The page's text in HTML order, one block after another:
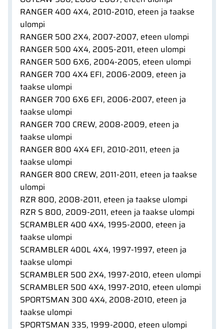
RANGER 400 4X4, 2010-2010, eteen ja taakse
ulompi
RANGER 500 2X4, 2007-2007, eteen ulompi
RANGER 500 4X4, 2005-2011, eteen ulompi
RANGER 500 6X6, 2004-2005, eteen ulompi
RANGER 700 4X4 EFI, 2006-2009, eteen ja
taakse ulompi
RANGER 700 6X6 EFI, 2006-2007, eteen ja
taakse ulompi
RANGER 700 CREW, 2008-2009, eteen ja
taakse ulompi
RANGER 800 4X4 EFI, 2010-2011, eteen ja
taakse ulompi
RANGER 800 CREW, 2011-2011, eteen ja taakse
ulompi
RZR 800, 2008-2011, eteen ja taakse ulompi
RZR S 800, 2009-2011, eteen ja taakse ulompi
SCRAMBLER 400 4X4, 1995-2000, eteen ja
taakse ulompi
SCRAMBLER 400L 4X4, 1997-1997, eteen ja
taakse ulompi
SCRAMBLER 500 2X4, 1997-2010, eteen ulompi
SCRAMBLER 500 4X4, 1997-2010, eteen ulompi
SPORTSMAN 300 4X4, 2008-2010, eteen ja
taakse ulompi
SPORTSMAN 335, 1999-2000, eteen ulompi